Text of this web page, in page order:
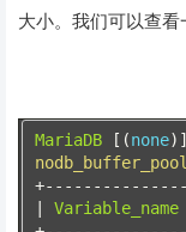
大小。我们可以查看
MariaDB [(none
Variable_name